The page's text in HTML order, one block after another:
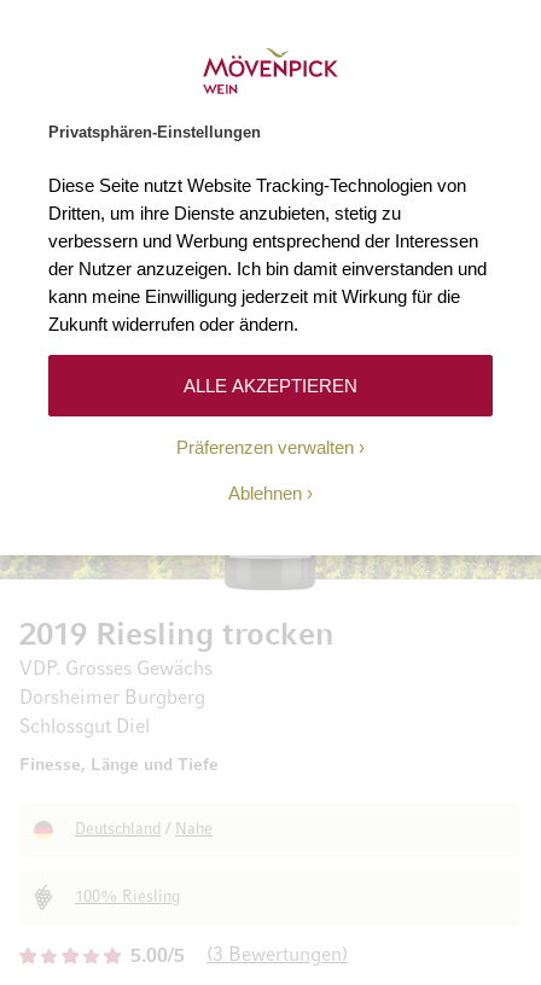
Privatsphären-Einstellungen
Diese Seite nutzt Website Tracking-Technologien von
Dritten, um ihre Dienste anzubieten, stetig zu
verbessern und Werbung entsprechend der Interessen
der Nutzer anzuzeigen. Ich bin damit einverstanden und
kann meine Einwilligung jederzeit mit Wirkung für die
Zukunft widerrufen oder ändern.
Präferenzen verwalten
Ablehnen
ALLE AKZEPTIEREN
5.00/5 3 Bewertungen
2019 Riesling trocken
VDP. Grosses Gewächs
Dorsheimer Burgberg
Schlossgut Diel
Finesse, Länge und Tiefe
Deutschland / Nahe
100% Riesling
Zum Ende der Bildgalerie springen
Zum Anfang der